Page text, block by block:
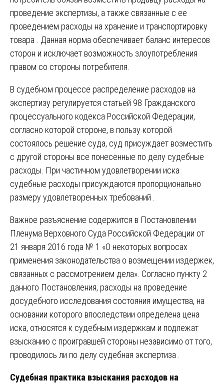
проведение экспертизы, а также связанные с ее
проведением расходы на хранение и транспортировку
товара . Данная норма обеспечивает баланс интересов
сторон и исключает возможность злоупотребления
правом со стороны потребителя.
В судебном процессе распределение расходов на
экспертизу регулируется статьей 98 Гражданского
процессуального кодекса Российской Федерации,
согласно которой стороне, в пользу которой
состоялось решение суда, суд присуждает возместить
с другой стороны все понесенные по делу судебные
расходы. При частичном удовлетворении иска
судебные расходы присуждаются пропорционально
размеру удовлетворенных требований .
Важное разъяснение содержится в Постановлении
Пленума Верховного Суда Российской Федерации от
21 января 2016 года № 1 «О некоторых вопросах
применения законодательства о возмещении издержек,
связанных с рассмотрением дела». Согласно пункту 2
данного Постановления, расходы на проведение
досудебного исследования состояния имущества, на
основании которого впоследствии определена цена
иска, относятся к судебным издержкам и подлежат
взысканию с проигравшей стороны независимо от того,
проводилось ли по делу судебная экспертиза .
Судебная практика взыскания расходов на